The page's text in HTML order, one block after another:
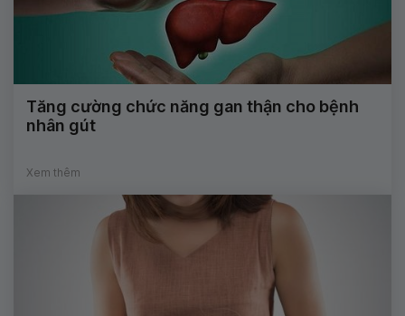
Tăng cường chức năng gan thận cho bệnh
nhân gút
Xem thêm